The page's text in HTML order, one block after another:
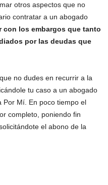
otros aspectos que no
contratar a un abogado
con los embargos que tanto
por las deudas que
no dudes en recurrir a la
tu caso a un abogado
Por Mí. En poco tiempo el
completo, poniendo fin
el abono de la